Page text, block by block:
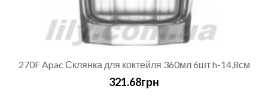
270F Apac Склянка для коктейля 360мл 6шт h-14,8см
321.68грн